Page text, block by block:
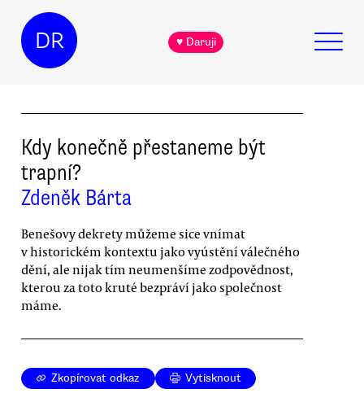
DR ♥ Daruji
Kdy konečně přestaneme být
trapní?
Zdeněk Bárta
Benešovy dekrety můžeme sice vnímat
v historickém kontextu jako vyústění válečného
dění, ale nijak tím neumenšíme zodpovědnost,
kterou za toto kruté bezpráví jako společnost
máme.
Zkopírovat odkaz Vytisknout